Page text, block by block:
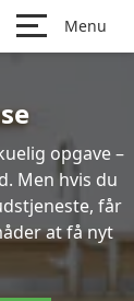
Menu
opgave –
Men hvis du
får
at få nyt